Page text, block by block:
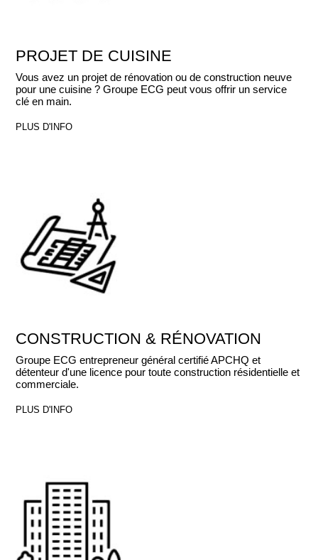
PROJET DE CUISINE
Vous avez un projet de rénovation ou de construction neuve
pour une cuisine ? Groupe ECG peut vous offrir un service
clé en main.
PLUS D'INFO
CONSTRUCTION & RÉNOVATION
Groupe ECG entrepreneur général certifié APCHQ et
détenteur d'une licence pour toute construction résidentielle et
commerciale.
PLUS D'INFO